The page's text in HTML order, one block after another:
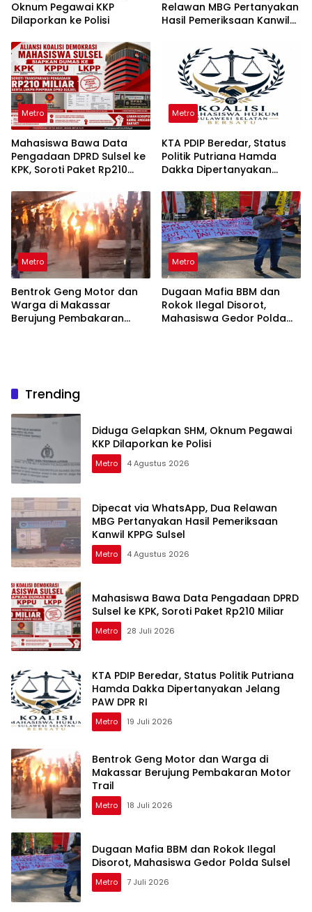
Oknum Pegawai KKP
Dilaporkan ke Polisi
Relawan MBG Pertanyakan
Hasil Pemeriksaan Kanwil
Metro
Mahasiswa Bawa Data
Pengadaan DPRD Sulsel ke
KPK, Soroti Paket Rp210
Metro
KTA PDIP Beredar, Status
Politik Putriana Hamda
Dakka Dipertanyakan
Metro
Bentrok Geng Motor dan
Warga di Makassar
Berujung Pembakaran
Metro
Dugaan Mafia BBM dan
Rokok Ilegal Disorot,
Mahasiswa Gedor Polda
Trending
Diduga Gelapkan SHM, Oknum Pegawai
KKP Dilaporkan ke Polisi
Metro 4 Agustus 2026
Dipecat via WhatsApp, Dua Relawan
MBG Pertanyakan Hasil Pemeriksaan
Kanwil KPPG Sulsel
Metro 4 Agustus 2026
Mahasiswa Bawa Data Pengadaan DPRD
Sulsel ke KPK, Soroti Paket Rp210 Miliar
Metro 28 Juli 2026
KTA PDIP Beredar, Status Politik Putriana
Hamda Dakka Dipertanyakan Jelang
PAW DPR RI
Metro 19 Juli 2026
Bentrok Geng Motor dan Warga di
Makassar Berujung Pembakaran Motor
Trail
Metro 18 Juli 2026
Dugaan Mafia BBM dan Rokok Ilegal
Disorot, Mahasiswa Gedor Polda Sulsel
Metro 7 Juli 2026